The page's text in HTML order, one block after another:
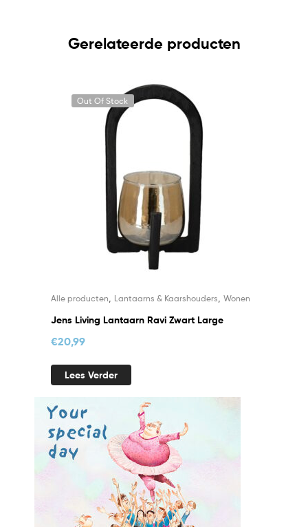
Gerelateerde producten
Out Of Stock
Alle producten Lantaarns & Kaarshouders Wonen
Jens Living Lantaarn Ravi Zwart Large
€20,99
Lees Verder